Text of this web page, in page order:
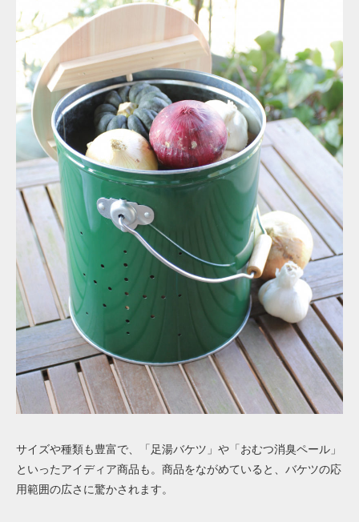
サイズや種類も豊富で、「足湯バケツ」や「おむつ消臭ペール」
といったアイディア商品も。商品をながめていると、バケツの応
用範囲の広さに驚かされます。